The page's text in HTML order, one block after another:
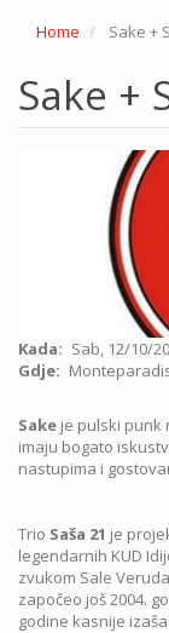
Home Sake +
Sake +
Kada
Sab, 12/10/
Gdje
Sake je pulski punk
imaju bogato
nastupima i
Trio Saša 21 je
legendarnih KUD
zvukom Sale
započeo još 2004.
godine kasnije